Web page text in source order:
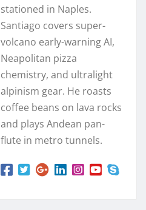
stationed in Naples.
Santiago covers super-
volcano early-warning AI,
Neapolitan pizza
chemistry, and ultralight
alpinism gear. He roasts
coffee beans on lava rocks
and plays Andean pan-
flute in metro tunnels.